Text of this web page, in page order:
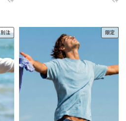
別注 限定